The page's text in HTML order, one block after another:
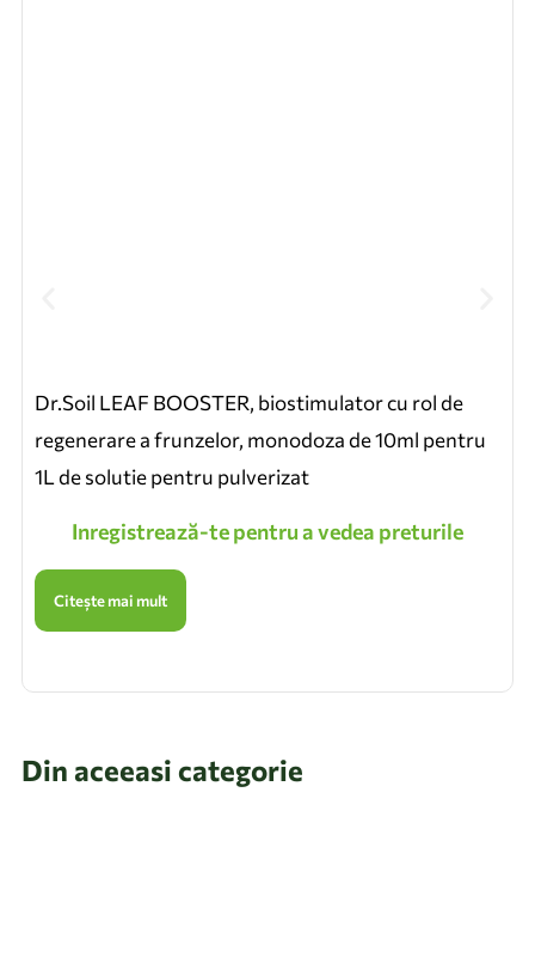
Dr.Soil LEAF BOOSTER, biostimulator cu rol de
regenerare a frunzelor, monodoza de 10ml pentru
1L de solutie pentru pulverizat
Inregistrează-te pentru a vedea preturile
Citește mai mult
Din aceeasi categorie